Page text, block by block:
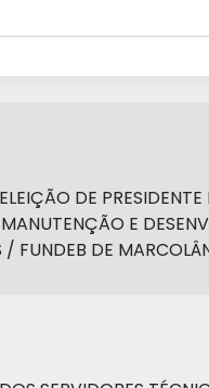
DE
E
FUNDEB DE